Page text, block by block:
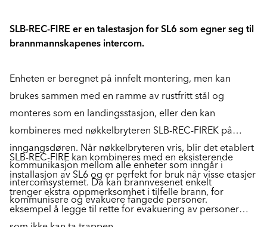
SLB-REC-FIRE er en talestasjon for SL6 som egner seg til
brannmannskapenes intercom.
Enheten er beregnet på innfelt montering, men kan
brukes sammen med en ramme av rustfritt stål og
monteres som en landingsstasjon, eller den kan
kombineres med nøkkelbryteren SLB-REC-FIREK på
inngangsdøren. Når nøkkelbryteren vris, blir det etablert
kommunikasjon mellom alle enheter som inngår i
intercomsystemet. Da kan brannvesenet enkelt
kommunisere og evakuere fangede personer.
SLB-REC-FIRE kan kombineres med en eksisterende
installasjon av SL6 og er perfekt for bruk når visse etasjer
trenger ekstra oppmerksomhet i tilfelle brann, for
eksempel å legge til rette for evakuering av personer
som ikke kan ta trappen.